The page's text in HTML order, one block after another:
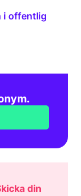
i offentlig
din